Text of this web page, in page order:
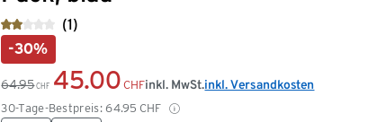
(1)
-30%
64.95 CHF 45.00 CHF
30-Tage-Bestpreis: 64.95 CHF
inkl. MwSt.inkl. Versandkosten